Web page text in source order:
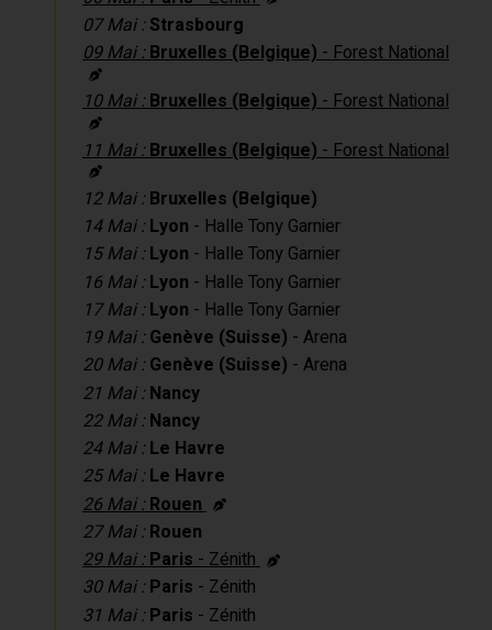
07 Mai : Strasbourg
09 Mai :Bruxelles (Belgique)- Forest National
10 Mai :Bruxelles (Belgique)- Forest National
11 Mai : Bruxelles (Belgique) - Forest National
12 Mai : Bruxelles (Belgique)
14 Mai : Lyon - Halle Tony Garnier
15 Mai : Lyon - Halle Tony Garnier
16 Mai : Lyon - Halle Tony Garnier
17 Mai : Lyon - Halle Tony Garnier
19 Mai : Genève (Suisse) - Arena
20 Mai : Genève (Suisse) - Arena
21 Mai : Nancy
22 Mai : Nancy
24 Mai : Le Havre
25 Mai : Le Havre
26 Mai : Rouen
27 Mai : Rouen
29 Mai :Paris- Zénith
30 Mai : Paris - Zénith
31 Mai : Paris - Zénith